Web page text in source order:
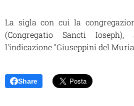
La sigla con cui la
(Congregatio Sancti Ioseph),
l'indicazione "Giuseppini del
Share